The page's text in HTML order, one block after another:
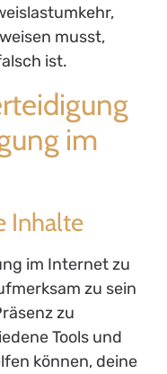
musst,
ist.
im
Inhalte
im Internet zu
zu sein
zu
Tools und
können, deine